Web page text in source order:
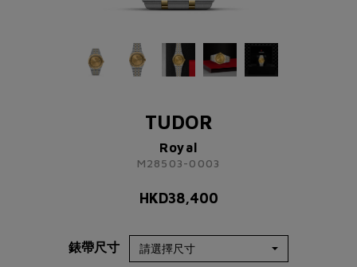
TUDOR
Royal
M28503-0003
HKD38,400
錶帶尺寸
TUDOR
Royal
HKD38,400
+852 2192 3123
請完成以下表格